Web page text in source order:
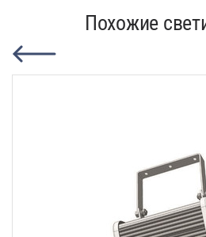
Похожие